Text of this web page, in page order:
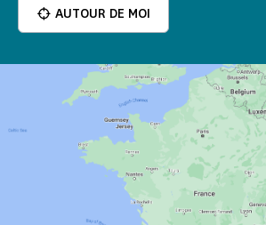
AUTOUR DE MOI